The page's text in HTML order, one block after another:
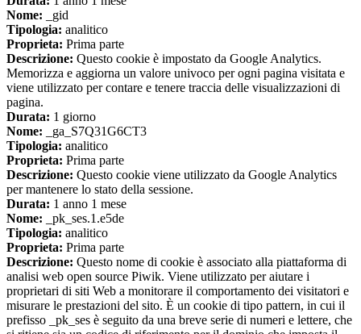
Nome: _gid
Tipologia: analitico
Proprieta: Prima parte
Descrizione: Questo cookie è impostato da Google Analytics.
Memorizza e aggiorna un valore univoco per ogni pagina visitata e
viene utilizzato per contare e tenere traccia delle visualizzazioni di
pagina.
Durata: 1 giorno
Nome: _ga_S7Q31G6CT3
Tipologia: analitico
Proprieta: Prima parte
Descrizione: Questo cookie viene utilizzato da Google Analytics
per mantenere lo stato della sessione.
Durata: 1 anno 1 mese
Nome: _pk_ses.1.e5de
Tipologia: analitico
Proprieta: Prima parte
Descrizione: Questo nome di cookie è associato alla piattaforma di
analisi web open source Piwik. Viene utilizzato per aiutare i
proprietari di siti Web a monitorare il comportamento dei visitatori e
misurare le prestazioni del sito. È un cookie di tipo pattern, in cui il
prefisso _pk_ses è seguito da una breve serie di numeri e lettere, che